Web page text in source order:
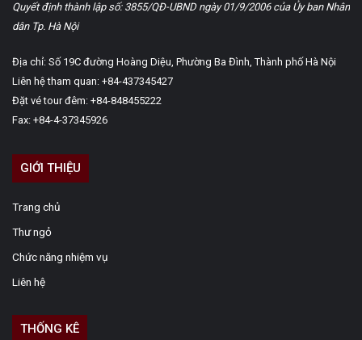
Quyết định thành lập số: 3855/QĐ-UBND ngày 01/9/2006 của Ủy ban Nhân
dân Tp. Hà Nội
Địa chỉ: Số 19C đường Hoàng Diệu, Phường Ba Đình, Thành phố Hà Nội
Liên hệ tham quan: +84-437345427
Đặt vé tour đêm: +84-848455222
Fax: +84-4-37345926
GIỚI THIỆU
Trang chủ
Thư ngỏ
Chức năng nhiệm vụ
Liên hệ
THỐNG KÊ